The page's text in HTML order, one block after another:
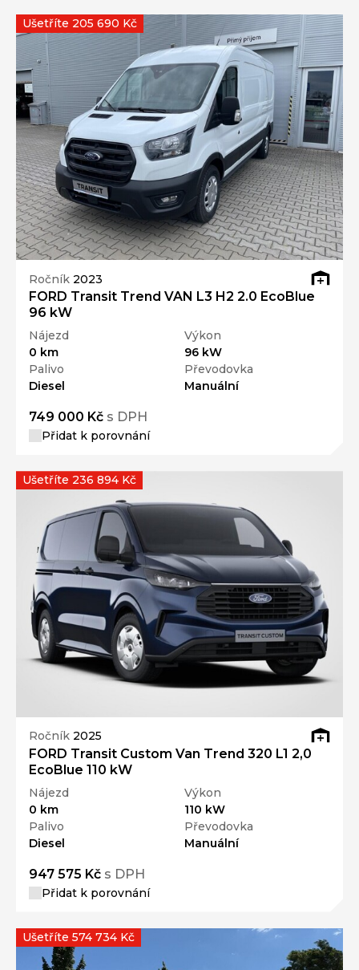
Ročník 2023
FORD Transit Trend VAN L3 H2 2.0 EcoBlue
96 kW
Nájezd
0 km
Výkon
96 kW
Palivo
Diesel
Převodovka
Manuální
749 000 Kč s DPH
Přidat k porovnání
Ušetříte 205 690 Kč
Ročník 2025
FORD Transit Custom Van Trend 320 L1 2,0
EcoBlue 110 kW
Nájezd
0 km
Výkon
110 kW
Palivo
Diesel
Převodovka
Manuální
947 575 Kč s DPH
Přidat k porovnání
Ušetříte 236 894 Kč
Ušetříte 574 734 Kč